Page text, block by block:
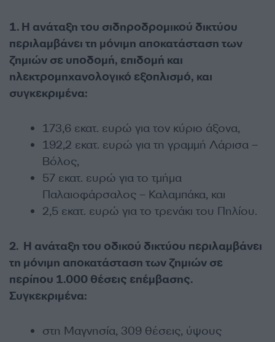
1. Η ανάταξη του σιδηροδρομικού δικτύου
περιλαμβάνει τη μόνιμη αποκατάσταση των
ζημιών σε υποδομή, επιδομή και
ηλεκτρομηχανολογικό εξοπλισμό, και
συγκεκριμένα:
173,6 εκατ. ευρώ για τον κύριο άξονα,
192,2 εκατ. ευρώ για τη γραμμή Λάρισα –
Βόλος,
57 εκατ. ευρώ για το τμήμα
Παλαιοφάρσαλος – Καλαμπάκα, και
2,5 εκατ. ευρώ για το τρενάκι του Πηλίου.
2. Η ανάταξη του οδικού δικτύου περιλαμβάνει
τη μόνιμη αποκατάσταση των ζημιών σε
περίπου 1.000 θέσεις επέμβασης.
Συγκεκριμένα:
στη Μαγνησία, 309 θέσεις, ύψους